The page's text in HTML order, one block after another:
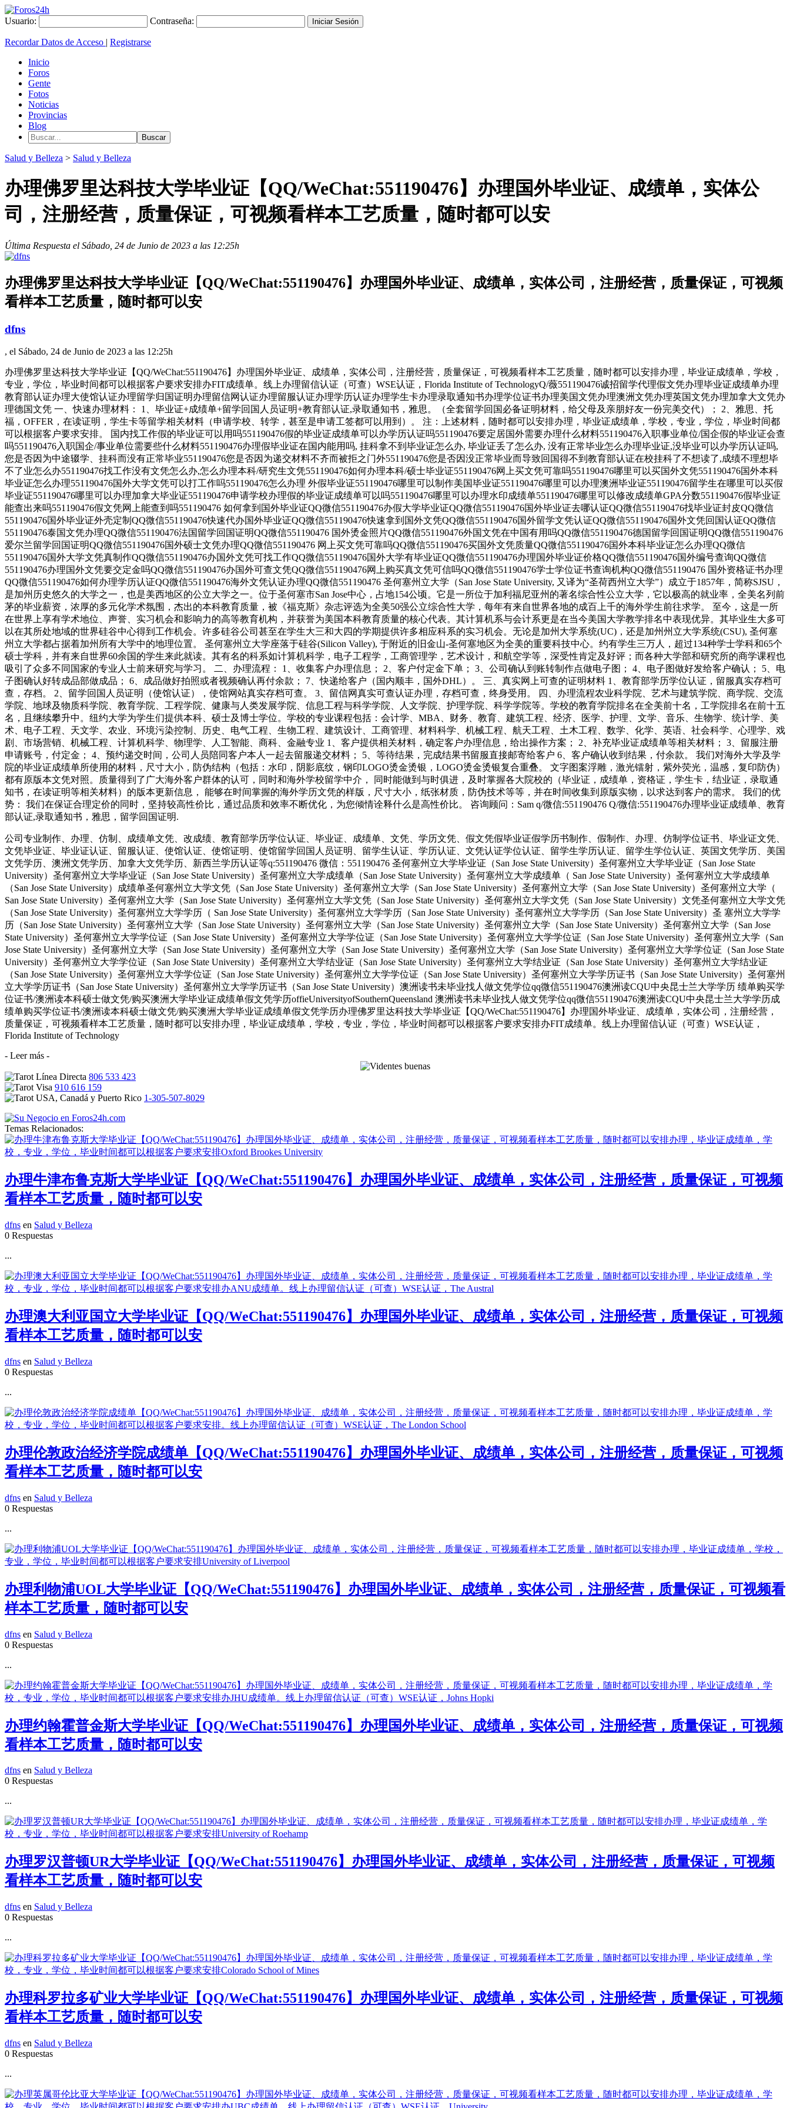
Usuario: Contraseña:
Recordar Datos de Acceso | Registrarse
Inicio
Foros
Gente
Fotos
Noticias
Provincias
Blog
Salud y Belleza > Salud y Belleza
办理佛罗里达科技大学毕业证【QQ/WeChat:551190476】办理国外毕业证、成绩单，实体公
司，注册经营，质量保证，可视频看样本工艺质量，随时都可以安
Última Respuesta el Sábado, 24 de Junio de 2023 a las 12:25h
办理佛罗里达科技大学毕业证【QQ/WeChat:551190476】办理国外毕业证、成绩单，实体公司，注册经营，质量保证，可视频
看样本工艺质量，随时都可以安
dfns
, el Sábado, 24 de Junio de 2023 a las 12:25h
办理佛罗里达科技大学毕业证【QQ/WeChat:551190476】办理国外毕业证、成绩单，实体公司，注册经营，质量保证，可视频看样本工艺质量，随时都可以安排办理，毕业证成绩单，学校，
专业，学位，毕业时间都可以根据客户要求安排办FIT成绩单。线上办理留信认证（可查）WSE认证，Florida Institute of TechnologyQ/薇551190476诚招留学代理假文凭办理毕业证成绩单办理
教育部认证办理大使馆认证办理留学归国证明办理留信网认证办理留服认证办理学历认证办理学生卡办理录取通知书办理学位证书办理美国文凭办理澳洲文凭办理英国文凭办理加拿大文凭办
理德国文凭 一、快速办理材料： 1、毕业证+成绩单+留学回国人员证明+教育部认证,录取通知书，雅思。（全套留学回国必备证明材料，给父母及亲朋好友一份完美交代）； 2、雅思、托
福，OFFER，在读证明，学生卡等留学相关材料（申请学校、转学，甚至是申请工签都可以用到）。 注：上述材料，随时都可以安排办理，毕业证成绩单，学校，专业，学位，毕业时间都
可以根据客户要求安排。 国内找工作假的毕业证可以用吗551190476假的毕业证成绩单可以办学历认证吗551190476要定居国外需要办理什么材料551190476入职事业单位/国企假的毕业证会查
吗551190476入职国企/事业单位需要些什么材料551190476办理假毕业证在国内能用吗, 挂科拿不到毕业证怎么办, 毕业证丢了怎么办, 没有正常毕业怎么办理毕业证,没毕业可以办学历认证吗,
您是否因为中途辍学、挂科而没有正常毕业551190476您是否因为递交材料不齐而被拒之门外551190476您是否因没正常毕业而导致回国得不到教育部认证在校挂科了不想读了,成绩不理想毕
不了业怎么办551190476找工作没有文凭怎么办,怎么办理本科/研究生文凭551190476如何办理本科/硕士毕业证551190476网上买文凭可靠吗551190476哪里可以买国外文凭551190476国外本科
毕业证怎么办理551190476国外大学文凭可以打工作吗551190476怎么办理 外假毕业证551190476哪里可以制作美国毕业证551190476哪里可以办理澳洲毕业证551190476留学生在哪里可以买假
毕业证551190476哪里可以办理加拿大毕业证551190476申请学校办理假的毕业证成绩单可以吗551190476哪里可以办理水印成绩单551190476哪里可以修改成绩单GPA分数551190476假毕业证
能查出来吗551190476假文凭网上能查到吗551190476 如何拿到国外毕业证QQ微信551190476办假大学毕业证QQ微信551190476国外毕业证去哪认证QQ微信551190476找毕业证封皮QQ微信
551190476国外毕业证外壳定制QQ微信551190476快速代办国外毕业证QQ微信551190476快速拿到国外文凭QQ微信551190476国外留学文凭认证QQ微信551190476国外文凭回国认证QQ微信
551190476泰国文凭办理QQ微信551190476法国留学回国证明QQ微信551190476 国外烫金照片QQ微信551190476外国文凭在中国有用吗QQ微信551190476德国留学回国证明QQ微信551190476
爱尔兰留学回国证明QQ微信551190476国外硕士文凭办理QQ微信551190476 网上买文凭可靠吗QQ微信551190476买国外文凭质量QQ微信551190476国外本科毕业证怎么办理QQ微信
551190476国外大学文凭真制作QQ微信551190476办国外文凭可找工作QQ微信551190476国外大学有毕业证QQ微信551190476办理国外毕业证价格QQ微信551190476国外编号查询QQ微信
551190476办理国外文凭要交定金吗QQ微信551190476办国外可查文凭QQ微信551190476网上购买真文凭可信吗QQ微信551190476学士学位证书查询机构QQ微信551190476 国外资格证书办理
QQ微信551190476如何办理学历认证QQ微信551190476海外文凭认证办理QQ微信551190476 圣何塞州立大学（San Jose State University, 又译为“圣荷西州立大学”）成立于1857年，简称SJSU，
是加州历史悠久的大学之一，也是美西地区的公立大学之一。位于圣何塞市San Jose中心，占地154公顷。它是一所位于加利福尼亚州的著名综合性公立大学，它以极高的就业率，全美名列前
茅的毕业薪资，浓厚的多元化学术氛围，杰出的本科教育质量，被《福克斯》杂志评选为全美50强公立综合性大学，每年有来自世界各地的成百上千的海外学生前往求学。 至今，这是一所
在世界上享有学术地位、声誉、实习机会和影响力的高等教育机构，并获誉为美国本科教育质量的核心代表。其计算机系与会计系更是在当今美国大学教学排名中表现优异。其毕业生大多可
以在其所处地域的世界硅谷中心得到工作机会。许多硅谷公司甚至在学生大三和大四的学期提供许多相应科系的实习机会。无论是加州大学系统(UC)，还是加州州立大学系统(CSU), 圣何塞
州立大学都占据着加州所有大学中的地理位置。 圣何塞州立大学座落于硅谷(Silicon Valley), 于附近的旧金山-圣何塞地区为全美的重要科技中心。约有学生三万人，超过134种学士学科和65个
硕士学科，并有来自世界60余国的学生来此就读。其有名的科系如计算机科学，电子工程学，工商管理学，艺术设计，和航空学等，深受性肯定及好评；而各种大学部和研究所的商学课程也
吸引了众多不同国家的专业人士前来研究与学习。 二、办理流程： 1、收集客户办理信息； 2、客户付定金下单； 3、公司确认到账转制作点做电子图； 4、电子图做好发给客户确认； 5、电
子图确认好转成品部做成品； 6、成品做好拍照或者视频确认再付余款； 7、快递给客户（国内顺丰，国外DHL）。 三、真实网上可查的证明材料 1、教育部学历学位认证，留服真实存档可
查，存档。 2、留学回国人员证明（使馆认证），使馆网站真实存档可查。 3、留信网真实可查认证办理，存档可查，终身受用。 四、办理流程农业科学院、艺术与建筑学院、商学院、交流
学院、地球及物质科学院、教育学院、工程学院、健康与人类发展学院、信息工程与科学学院、人文学院、护理学院、科学学院等。学校的教育学院排名在全美前十名，工学院排名在前十五
名，且继续攀升中。纽约大学为学生们提供本科、硕士及博士学位。学校的专业课程包括：会计学、MBA、财务、教育、建筑工程、经济、医学、护理、文学、音乐、生物学、统计学、美
术、电子工程、天文学、农业、环境污染控制、历史、电气工程、生物工程、建筑设计、工商管理、材料科学、机械工程、航天工程、土木工程、数学、化学、英语、社会科学、心理学、戏
剧、市场营销、机械工程、计算机科学、物理学、人工智能、商科、金融专业 1、客户提供相关材料，确定客户办理信息，给出操作方案； 2、补充毕业证成绩单等相关材料； 3、留服注册
申请账号，付定金； 4、预约递交时间，公司人员陪同客户本人一起去留服递交材料； 5、等待结果，完成结果书留服直接邮寄给客户 6、客户确认收到结果，付余款。 我们对海外大学及学
院的毕业证成绩单所使用的材料，尺寸大小，防伪结构（包括：水印，阴影底纹，钢印LOGO烫金烫银，LOGO烫金烫银复合重叠。 文字图案浮雕，激光镭射，紫外荧光，温感，复印防伪）
都有原版本文凭对照。质量得到了广大海外客户群体的认可，同时和海外学校留学中介， 同时能做到与时俱进，及时掌握各大院校的（毕业证，成绩单，资格证，学生卡，结业证，录取通
知书，在读证明等相关材料）的版本更新信息， 能够在时间掌握的海外学历文凭的样版，尺寸大小，纸张材质，防伪技术等等，并在时间收集到原版实物，以求达到客户的需求。 我们的优
势： 我们在保证合理定价的同时，坚持较高性价比，通过品质和效率不断优化，为您倾情诠释什么是高性价比。 咨询顾问：Sam q/微信:551190476 Q/微信:551190476办理毕业证成绩单、教育
部认证,录取通知书，雅思，留学回国证明.
公司专业制作、办理、仿制、成绩单文凭、改成绩、教育部学历学位认证、毕业证、成绩单、文凭、学历文凭、假文凭假毕业证假学历书制作、假制作、办理、仿制学位证书、毕业证文凭、
文凭毕业证、毕业证认证、留服认证、使馆认证、使馆证明、使馆留学回国人员证明、留学生认证、学历认证、文凭认证学位认证、留学生学历认证、留学生学位认证、英国文凭学历、美国
文凭学历、澳洲文凭学历、加拿大文凭学历、新西兰学历认证等q:551190476 微信：551190476 圣何塞州立大学毕业证（San Jose State University）圣何塞州立大学毕业证（San Jose State
University）圣何塞州立大学毕业证（San Jose State University）圣何塞州立大学成绩单（San Jose State University）圣何塞州立大学成绩单（ San Jose State University）圣何塞州立大学成绩单
（San Jose State University）成绩单圣何塞州立大学文凭（San Jose State University）圣何塞州立大学（San Jose State University）圣何塞州立大学（San Jose State University）圣何塞州立大学（
San Jose State University）圣何塞州立大学（San Jose State University）圣何塞州立大学文凭（San Jose State University）圣何塞州立大学文凭（San Jose State University）文凭圣何塞州立大学文凭
（San Jose State University）圣何塞州立大学学历（ San Jose State University）圣何塞州立大学学历（San Jose State University）圣何塞州立大学学历（San Jose State University）圣 塞州立大学学
历（San Jose State University）圣何塞州立大学（San Jose State University）圣何塞州立大学（San Jose State University）圣何塞州立大学（San Jose State University）圣何塞州立大学（San Jose
State University）圣何塞州立大学学位证（San Jose State University）圣何塞州立大学学位证（San Jose State University）圣何塞州立大学学位证（San Jose State University）圣何塞州立大学（San
Jose State University）圣何塞州立大学（San Jose State University）圣何塞州立大学（San Jose State University）圣何塞州立大学（San Jose State University）圣何塞州立大学学位证（San Jose State
University）圣何塞州立大学学位证（San Jose State University）圣何塞州立大学结业证（San Jose State University）圣何塞州立大学结业证（San Jose State University）圣何塞州立大学结业证
（San Jose State University）圣何塞州立大学学位证（San Jose State University）圣何塞州立大学学位证（San Jose State University）圣何塞州立大学学历证书（San Jose State University）圣何塞州
立大学学历证书（San Jose State University）圣何塞州立大学学历证书（San Jose State University）澳洲读书未毕业找人做文凭学位qq微信551190476澳洲读CQU中央昆士兰大学学历 绩单购买学
位证书/澳洲读本科硕士做文凭/购买澳洲大学毕业证成绩单假文凭学历offieUniversityofSouthernQueensland 澳洲读书未毕业找人做文凭学位qq微信551190476澳洲读CQU中央昆士兰大学学历成
绩单购买学位证书/澳洲读本科硕士做文凭/购买澳洲大学毕业证成绩单假文凭学历办理佛罗里达科技大学毕业证【QQ/WeChat:551190476】办理国外毕业证、成绩单，实体公司，注册经营，
质量保证，可视频看样本工艺质量，随时都可以安排办理，毕业证成绩单，学校，专业，学位，毕业时间都可以根据客户要求安排办FIT成绩单。线上办理留信认证（可查）WSE认证，
Florida Institute of Technology
- Leer más -
806 533 423
910 616 159
1-305-507-8029
Temas Relacionados:
办理牛津布鲁克斯大学毕业证【QQ/WeChat:551190476】办理国外毕业证、成绩单，实体公司，注册经营，质量保证，可视频
看样本工艺质量，随时都可以安
dfns en Salud y Belleza
0 Respuestas
...
办理澳大利亚国立大学毕业证【QQ/WeChat:551190476】办理国外毕业证、成绩单，实体公司，注册经营，质量保证，可视频
看样本工艺质量，随时都可以安
dfns en Salud y Belleza
0 Respuestas
...
办理伦敦政治经济学院成绩单【QQ/WeChat:551190476】办理国外毕业证、成绩单，实体公司，注册经营，质量保证，可视频
看样本工艺质量，随时都可以安
dfns en Salud y Belleza
0 Respuestas
...
办理利物浦UOL大学毕业证【QQ/WeChat:551190476】办理国外毕业证、成绩单，实体公司，注册经营，质量保证，可视频看
样本工艺质量，随时都可以安
dfns en Salud y Belleza
0 Respuestas
...
办理约翰霍普金斯大学毕业证【QQ/WeChat:551190476】办理国外毕业证、成绩单，实体公司，注册经营，质量保证，可视频
看样本工艺质量，随时都可以安
dfns en Salud y Belleza
0 Respuestas
...
办理罗汉普顿UR大学毕业证【QQ/WeChat:551190476】办理国外毕业证、成绩单，实体公司，注册经营，质量保证，可视频
看样本工艺质量，随时都可以安
dfns en Salud y Belleza
0 Respuestas
...
办理科罗拉多矿业大学毕业证【QQ/WeChat:551190476】办理国外毕业证、成绩单，实体公司，注册经营，质量保证，可视频
看样本工艺质量，随时都可以安
dfns en Salud y Belleza
0 Respuestas
...